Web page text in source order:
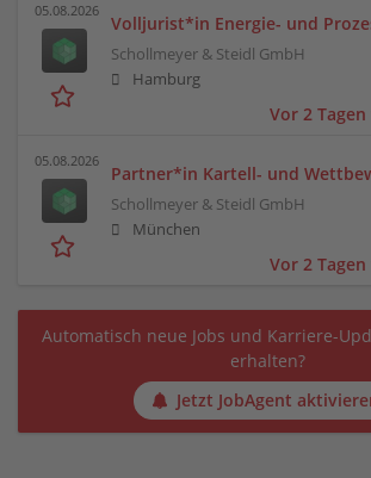
05.08.2026
Volljurist*in Energie- und
Schollmeyer & Steidl GmbH
Hamburg
Vor 2
05.08.2026
Partner*in Kartell- und
Schollmeyer & Steidl GmbH
München
Vor 2
Automatisch neue Jobs und Karriere-
erhalten?
Jetzt JobAgent